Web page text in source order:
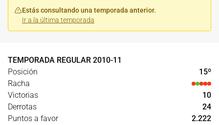
Estás consultando una temporada anterior.
Ir a la última temporada
TEMPORADA REGULAR 2010-11
Posición
15º
Racha
Victorias
10
Derrotas
24
Puntos a favor
2.222